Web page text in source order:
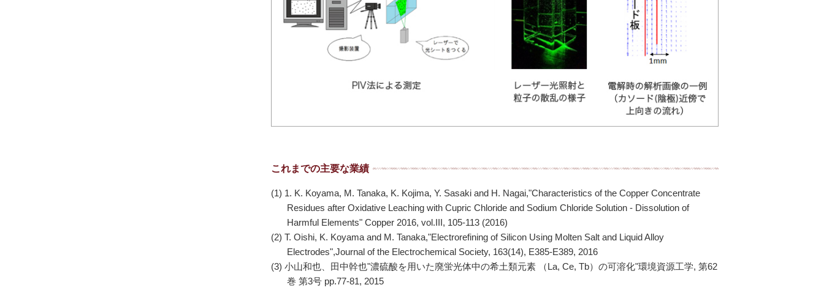
これまでの主要な業績
(1) 1. K. Koyama, M. Tanaka, K. Kojima, Y. Sasaki and H. Nagai,"Characteristics of the Copper Concentrate
Residues after Oxidative Leaching with Cupric Chloride and Sodium Chloride Solution - Dissolution of
Harmful Elements" Copper 2016, vol.III, 105-113 (2016)
(2) T. Oishi, K. Koyama and M. Tanaka,"Electrorefining of Silicon Using Molten Salt and Liquid Alloy
Electrodes",Journal of the Electrochemical Society, 163(14), E385-E389, 2016
(3) 小山和也、田中幹也"濃硫酸を用いた廃蛍光体中の希土類元素 （La, Ce, Tb）の可溶化"環境資源工学, 第62
巻 第3号 pp.77-81, 2015